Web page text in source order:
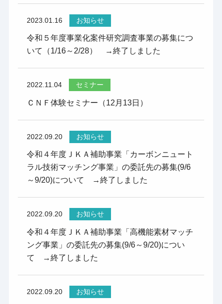
2023.01.16 お知らせ
令和５年度事業化案件研究調査事業の募集につ
いて（1/16～2/28） →終了しました
2022.11.04 セミナー
ＣＮＦ体験セミナー（12月13日）
2022.09.20 お知らせ
令和４年度ＪＫＡ補助事業「カーボンニュート
ラル技術マッチング事業」の委託先の募集(9/6
～9/20)について →終了しました
2022.09.20 お知らせ
令和４年度ＪＫＡ補助事業「高機能素材マッチ
ング事業」の委託先の募集(9/6～9/20)につい
て →終了しました
2022.09.20 お知らせ